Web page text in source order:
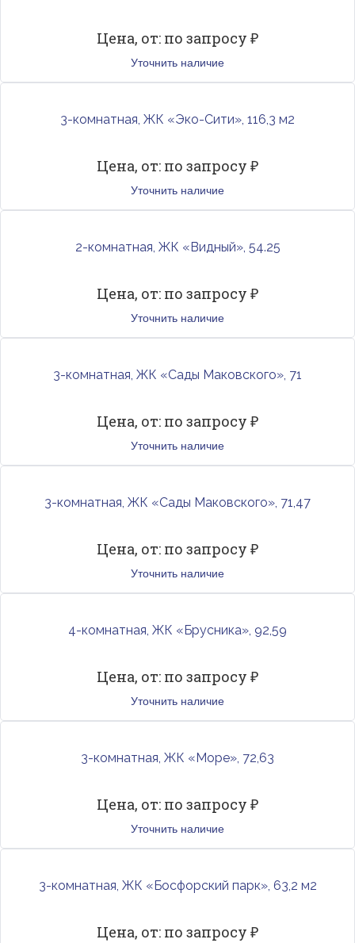
Цена, от: по запросу ₽
Уточнить наличие
3-комнатная, ЖК «Эко-Сити», 116,3 м2
Цена, от: по запросу ₽
Уточнить наличие
2-комнатная, ЖК «Видный», 54.25
Цена, от: по запросу ₽
Уточнить наличие
3-комнатная, ЖК «Сады Маковского», 71
Цена, от: по запросу ₽
Уточнить наличие
3-комнатная, ЖК «Сады Маковского», 71,47
Цена, от: по запросу ₽
Уточнить наличие
4-комнатная, ЖК «Брусника», 92,59
Цена, от: по запросу ₽
Уточнить наличие
3-комнатная, ЖК «Море», 72,63
Цена, от: по запросу ₽
Уточнить наличие
3-комнатная, ЖК «Босфорский парк», 63,2 м2
Цена, от: по запросу ₽